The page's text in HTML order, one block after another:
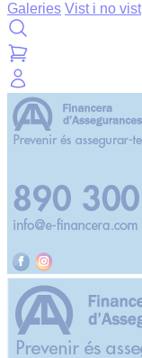
Galeries Vist i no vist